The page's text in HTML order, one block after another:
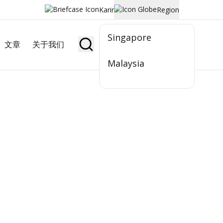
Karir Region
Singapore
Malaysia
文章 关于我们 Jadi Nasabah